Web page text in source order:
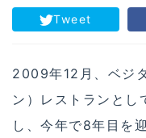
Tweet
2009年12月、ベジ
ン）レストランとし
し、今年で8年目を